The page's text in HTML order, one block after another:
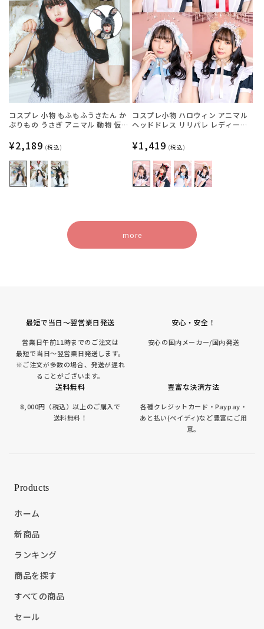
コスプレ 小物 もふもふうさたん か
ぶりもの うさぎ アニマル 動物 仮装
ック【クリアストーン】
通
常
価
格
¥2,189 (税込)
コスプレ小物 ハロウィン アニマル
ヘッドドレス リリパレ レディース
ぎ/くま【クリアストーン】
通
常
価
格
¥1,419 (税込)
more
最短で当日～翌営業日発送
営業日午前11時までのご注文は
最短で当日～翌営業日発送します。
※ご注文が多数の場合、発送が遅れ
ることがございます。
安心・安全！
安心の国内メーカー/国内発送
送料無料
8,000円（税込）以上のご購入で
送料無料！
豊富な決済方法
各種クレジットカード・Paypay・
あと払い(ペイディ)など豊富にご用
意。
Products
ホーム
新商品
ランキング
商品を探す
すべての商品
セール